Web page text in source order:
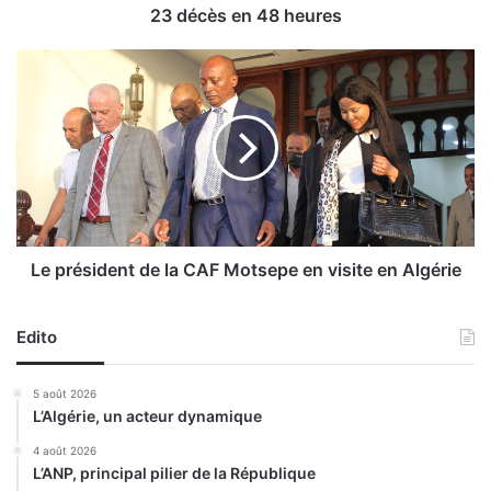
e
s
23 décès en 48 heures
i
d
e
e
l
Le président de la CAF Motsepe en visite en Algérie
Edito
5 août 2026
L’Algérie, un acteur dynamique
4 août 2026
L’ANP, principal pilier de la République